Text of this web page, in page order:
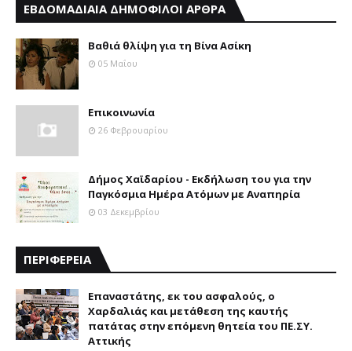
ΕΒΔΟΜΑΔΙΑΙΑ ΔΗΜΟΦΙΛΟΙ ΑΡΘΡΑ
Βαθιά θλίψη για τη Βίνα Ασίκη
05 Μαΐου
Επικοινωνία
26 Φεβρουαρίου
Δήμος Χαϊδαρίου - Εκδήλωση του για την
Παγκόσμια Ημέρα Ατόμων με Αναπηρία
03 Δεκεμβρίου
ΠΕΡΙΦΕΡΕΙΑ
Επαναστάτης, εκ του ασφαλούς, ο
Χαρδαλιάς και μετάθεση της καυτής
πατάτας στην επόμενη θητεία του ΠΕ.ΣΥ.
Αττικής